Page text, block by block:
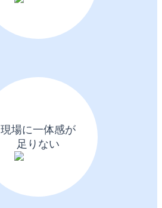
現場に一体感が
足りない